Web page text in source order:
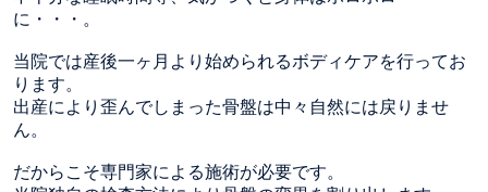
に・・・。
当院では産後一ヶ月より始められるボディケアを行ってお
ります。
出産により歪んでしまった骨盤は中々自然には戻りませ
ん。
だからこそ専門家による施術が必要です。